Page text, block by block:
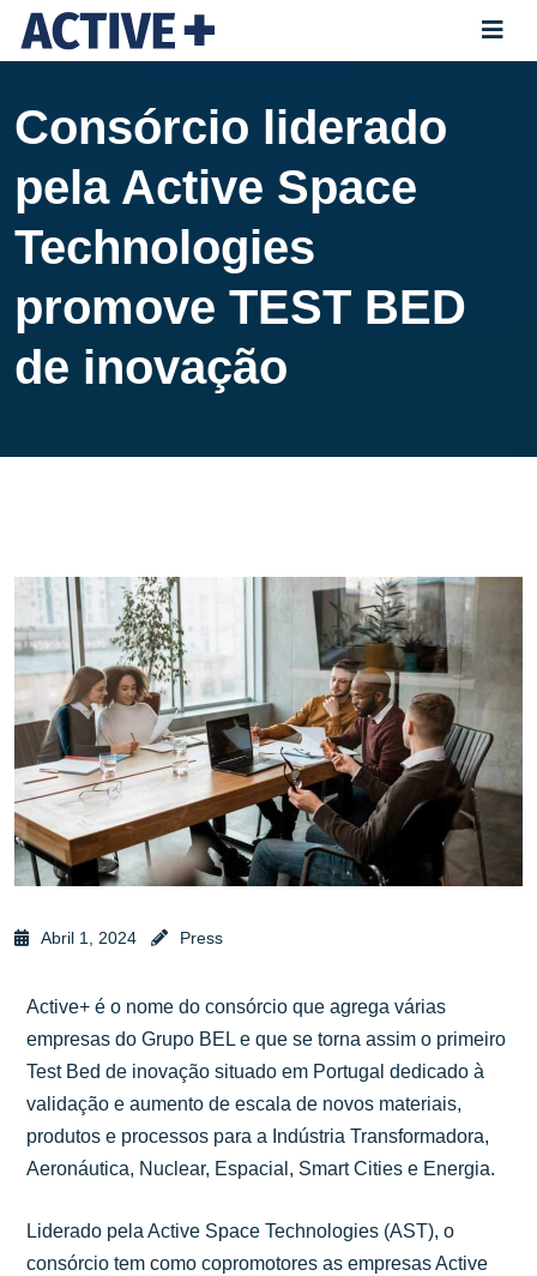
Consórcio liderado
pela Active Space
Technologies
promove TEST BED
de inovação
Abril 1, 2024 Press
Active+ é o nome do consórcio que agrega várias
empresas do Grupo BEL e que se torna assim o primeiro
Test Bed de inovação situado em Portugal dedicado à
validação e aumento de escala de novos materiais,
produtos e processos para a Indústria Transformadora,
Aeronáutica, Nuclear, Espacial, Smart Cities e Energia.
Liderado pela Active Space Technologies (AST), o
consórcio tem como copromotores as empresas Active